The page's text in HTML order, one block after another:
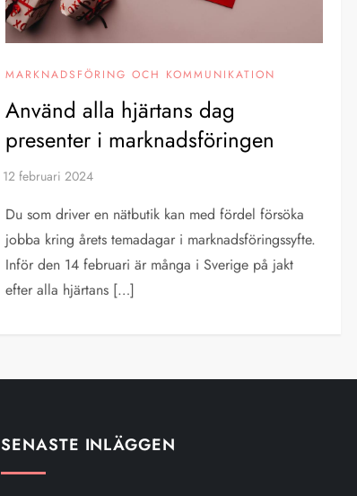
MARKNADSFÖRING OCH KOMMUNIKATION
Använd alla hjärtans dag
presenter i marknadsföringen
Du som driver en nätbutik kan med fördel försöka
jobba kring årets temadagar i marknadsföringssyfte.
Inför den 14 februari är många i Sverige på jakt
efter alla hjärtans […]
SENASTE INLÄGGEN